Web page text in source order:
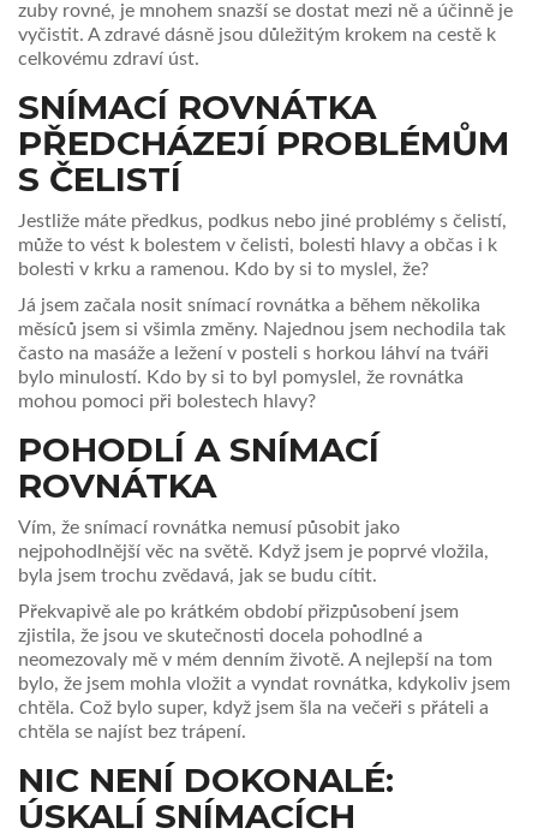
zuby rovné, je mnohem snazší se dostat mezi ně a účinně je
vyčistit. A zdravé dásně jsou důležitým krokem na cestě k
celkovému zdraví úst.
SNÍMACÍ ROVNÁTKA
PŘEDCHÁZEJÍ PROBLÉMŮM
S ČELISTÍ
Jestliže máte předkus, podkus nebo jiné problémy s čelistí,
může to vést k bolestem v čelisti, bolesti hlavy a občas i k
bolesti v krku a ramenou. Kdo by si to myslel, že?
Já jsem začala nosit snímací rovnátka a během několika
měsíců jsem si všimla změny. Najednou jsem nechodila tak
často na masáže a ležení v posteli s horkou láhví na tváři
bylo minulostí. Kdo by si to byl pomyslel, že rovnátka
mohou pomoci při bolestech hlavy?
POHODLÍ A SNÍMACÍ
ROVNÁTKA
Vím, že snímací rovnátka nemusí působit jako
nejpohodlnější věc na světě. Když jsem je poprvé vložila,
byla jsem trochu zvědavá, jak se budu cítit.
Překvapivě ale po krátkém období přizpůsobení jsem
zjistila, že jsou ve skutečnosti docela pohodlné a
neomezovaly mě v mém denním životě. A nejlepší na tom
bylo, že jsem mohla vložit a vyndat rovnátka, kdykoliv jsem
chtěla. Což bylo super, když jsem šla na večeři s přáteli a
chtěla se najíst bez trápení.
NIC NENÍ DOKONALÉ:
ÚSKALÍ SNÍMACÍCH